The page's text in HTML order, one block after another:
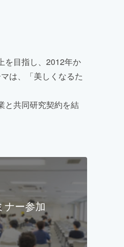
を目指し、2012年か
は、「美しくなるた
と共同研究契約を結
ナー参加